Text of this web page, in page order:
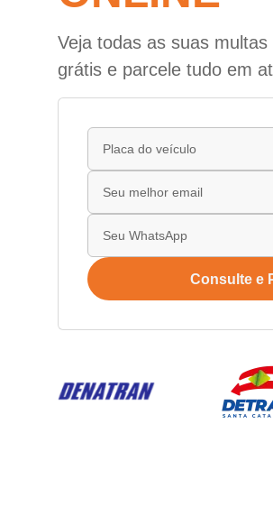
Veja todas as suas
grátis e parcele tudo em
Consulte e